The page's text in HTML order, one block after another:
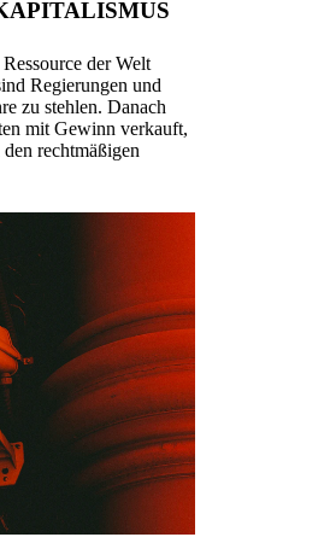
der Welt
Regierungen und
zu stehlen. Danach
mit Gewinn verkauft,
rechtmäßigen